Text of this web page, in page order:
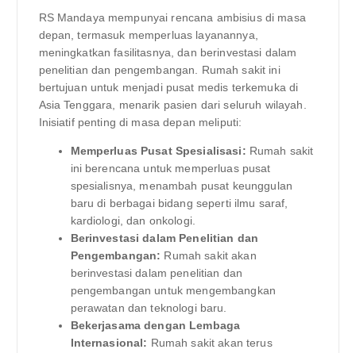
RS Mandaya mempunyai rencana ambisius di masa
depan, termasuk memperluas layanannya,
meningkatkan fasilitasnya, dan berinvestasi dalam
penelitian dan pengembangan. Rumah sakit ini
bertujuan untuk menjadi pusat medis terkemuka di
Asia Tenggara, menarik pasien dari seluruh wilayah.
Inisiatif penting di masa depan meliputi:
Memperluas Pusat Spesialisasi: Rumah sakit
ini berencana untuk memperluas pusat
spesialisnya, menambah pusat keunggulan
baru di berbagai bidang seperti ilmu saraf,
kardiologi, dan onkologi.
Berinvestasi dalam Penelitian dan
Pengembangan: Rumah sakit akan
berinvestasi dalam penelitian dan
pengembangan untuk mengembangkan
perawatan dan teknologi baru.
Bekerjasama dengan Lembaga
Internasional: Rumah sakit akan terus